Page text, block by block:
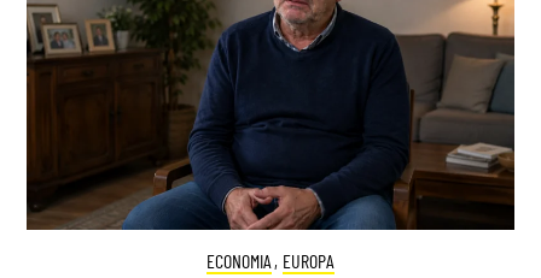
ECONOMIA , EUROPA